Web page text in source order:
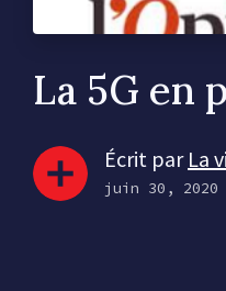
La 5G en
Écrit par La
juin 30, 2020